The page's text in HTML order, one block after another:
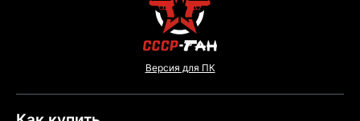
Версия для ПК